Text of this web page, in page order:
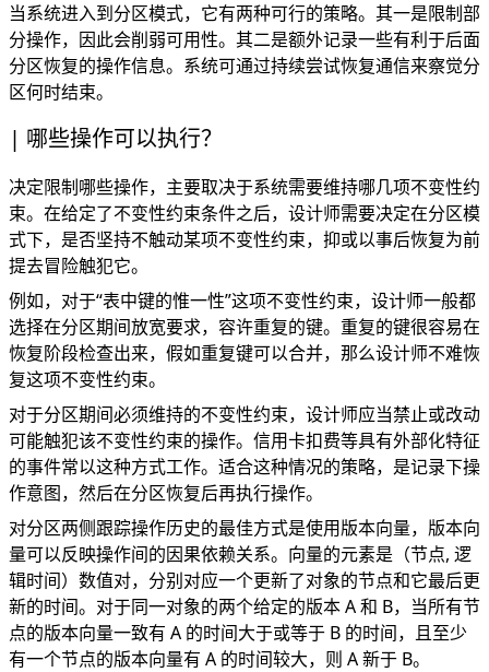
当系统进入到分区模式，它有两种可行的策略。其一是限制部
分操作，因此会削弱可用性。其二是额外记录一些有利于后面
分区恢复的操作信息。系统可通过持续尝试恢复通信来察觉分
区何时结束。
哪些操作可以执行？
决定限制哪些操作，主要取决于系统需要维持哪几项不变性约
束。在给定了不变性约束条件之后，设计师需要决定在分区模
式下，是否坚持不触动某项不变性约束，抑或以事后恢复为前
提去冒险触犯它。
例如，对于“表中键的惟一性”这项不变性约束，设计师一般都
选择在分区期间放宽要求，容许重复的键。重复的键很容易在
恢复阶段检查出来，假如重复键可以合并，那么设计师不难恢
复这项不变性约束。
对于分区期间必须维持的不变性约束，设计师应当禁止或改动
可能触犯该不变性约束的操作。信用卡扣费等具有外部化特征
的事件常以这种方式工作。适合这种情况的策略，是记录下操
作意图，然后在分区恢复后再执行操作。
对分区两侧跟踪操作历史的最佳方式是使用版本向量，版本向
量可以反映操作间的因果依赖关系。向量的元素是（节点, 逻
辑时间）数值对，分别对应一个更新了对象的节点和它最后更
新的时间。对于同一对象的两个给定的版本 A 和 B，当所有节
点的版本向量一致有 A 的时间大于或等于 B 的时间，且至少
有一个节点的版本向量有 A 的时间较大，则 A 新于 B。